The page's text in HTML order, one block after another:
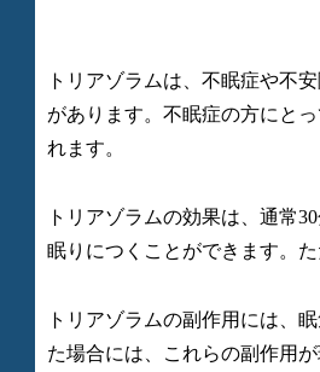
トリアゾラムは、不眠症や不
があります。不眠症の方にと
れます。
トリアゾラムの効果は、通常
眠りにつくことができます。
トリアゾラムの副作用には、
た場合には、これらの副作用